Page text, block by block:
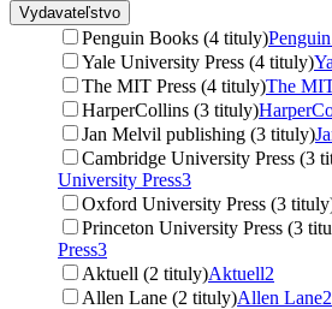
Vydavateľstvo
Penguin Books (4 tituly)
Yale University Press (4 tituly)
The MIT Press (4 tituly)The
HarperCollins (3 tituly)
Jan Melvil publishing (3 tituly)
Cambridge University Press (3
University Press3
Oxford University Press (3
Princeton University Press (3
Press3
Aktuell (2 tituly)Aktuell2
Allen Lane (2 tituly)Allen Lane2